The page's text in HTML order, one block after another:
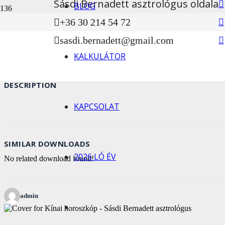
Sásdi Bernadett asztrológus oldala
+36 30 214 54 72
sasdi.bernadett@gmail.com
BLOG
KALKULÁTOR
KAPCSOLAT
2026 LÓ ÉV
File Size 511 KBFile Count 1Create Date
DESCRIPTION
SIMILAR DOWNLOADS
No related download found!
admin